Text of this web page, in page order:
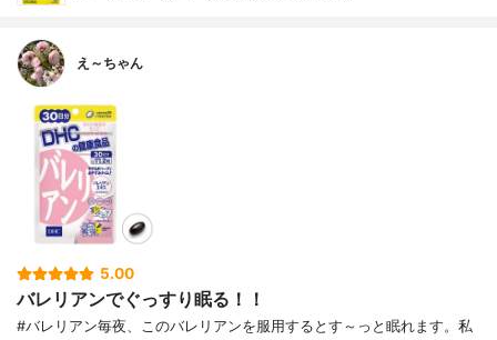
え～ちゃん
5.00
バレリアンでぐっすり眠る！！
#バレリアン毎夜、このバレリアンを服用するとす～っと眠れます。私